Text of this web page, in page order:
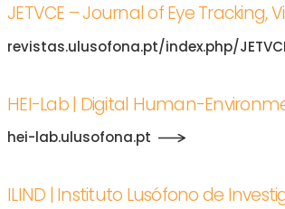
JETVCE – Journal of Eye
revistas.ulusofona.pt/index.php/
HEI-Lab | Digital Human-
hei-lab.ulusofona.pt
ILIND | Instituto Lusófono de